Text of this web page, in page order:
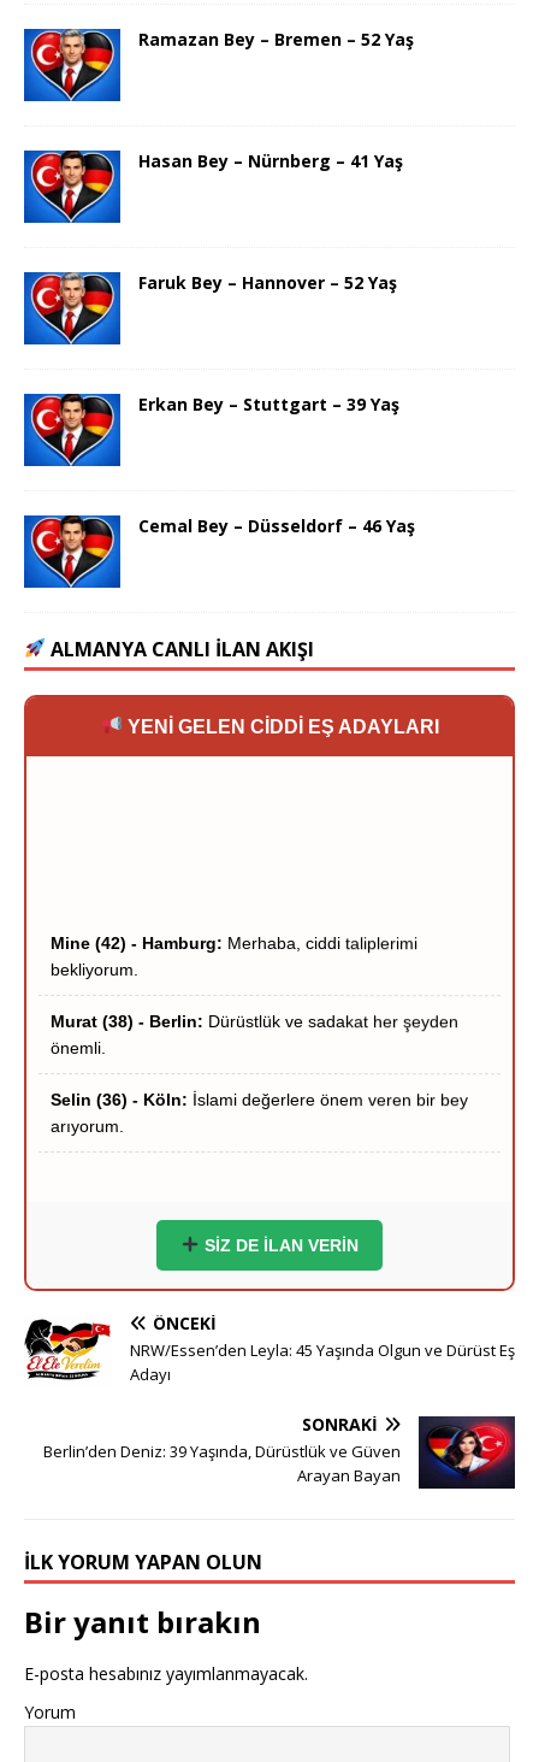
Ramazan Bey – Bremen – 52 Yaş
Hasan Bey – Nürnberg – 41 Yaş
Faruk Bey – Hannover – 52 Yaş
Erkan Bey – Stuttgart – 39 Yaş
Cemal Bey – Düsseldorf – 46 Yaş
ALMANYA CANLI İLAN AKIŞI
YENİ GELEN CİDDİ EŞ ADAYLARI
Murat (38) - Berlin:Dürüstlük ve sadakat her şeyden
önemli.
Selin (36) - Köln:İslami değerlere önem veren bir bey
arıyorum.
Hakan (40) - Münih:Stuttgart çevresi ciddi hanımlar
yazsın.
Ömer (37) - Dortmund:Hayırlı bir yuva kurmak
istiyorum.
Esra (35) - Essen:Sigara içmeyen adaylar önceliğimdir.
Samimi ve dürüst beyler
Emre (36) - Stuttgart:Mühendisim, ciddi bir hanım ile
tanışmak isterim.
Meltem (40) - Nürnberg: Dürüst bey adayların
Kaan (39) - Duisburg:
SİZ DE İLAN VERİN
ÖNCEKI
NRW/Essen’den Leyla: 45 Yaşında Olgun ve Dürüst Eş
Adayı
SONRAKI
Berlin’den Deniz: 39 Yaşında, Dürüstlük ve Güven
Arayan Bayan
İLK YORUM YAPAN OLUN
Bir yanıt bırakın
E-posta hesabınız yayımlanmayacak.
Yorum